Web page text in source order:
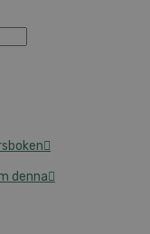
denna